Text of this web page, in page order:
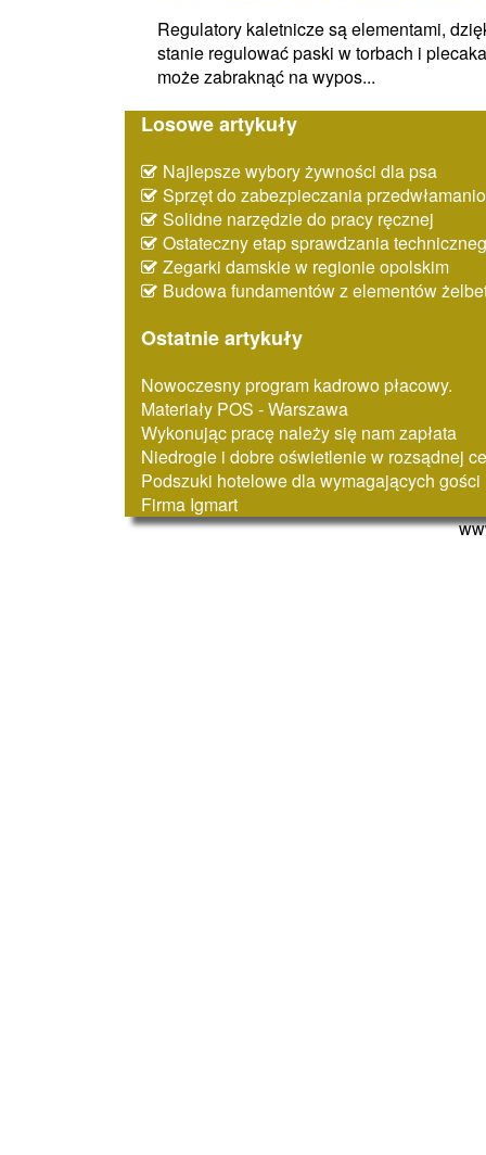
Regulatory kaletnicze są elementami,
stanie regulować paski w torbach i
może zabraknąć na wypos...
Losowe artykuły
Najlepsze wybory żywności dla psa
Sprzęt do zabezpieczania
Solidne narzędzie do pracy ręcznej
Ostateczny etap sprawdzania
Zegarki damskie w regionie opolskim
Budowa fundamentów z elementów
Ostatnie artykuły
Nowoczesny program kadrowo płacowy.
Materiały POS - Warszawa
Wykonując pracę należy się nam zapłata
Niedrogie i dobre oświetlenie w rozsądnej
Podszuki hotelowe dla wymagających gości
Firma Igmart